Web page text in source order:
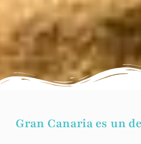
Gran Canaria es un